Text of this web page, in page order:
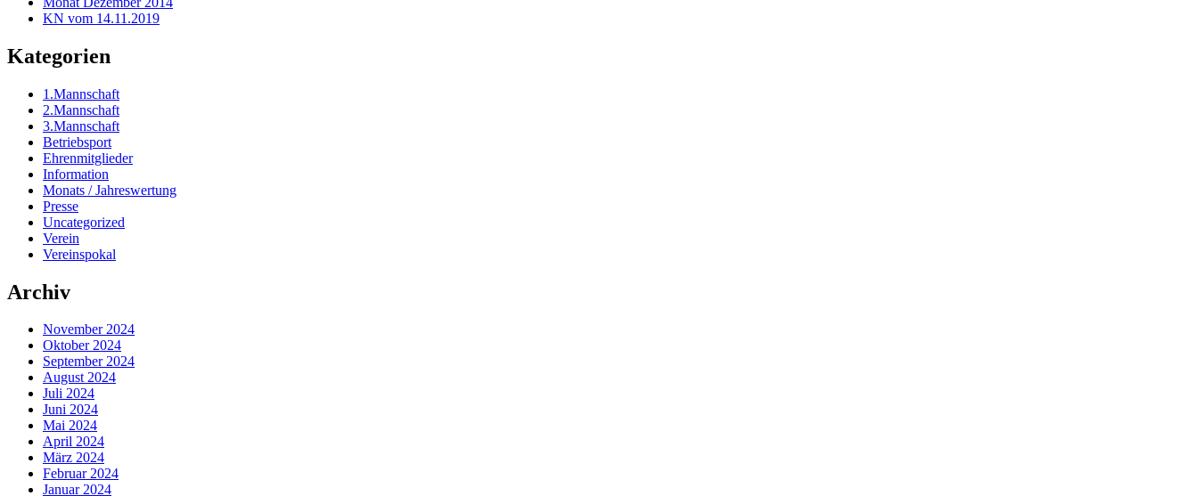
KN vom 14.11.2019
Kategorien
1.Mannschaft
2.Mannschaft
3.Mannschaft
Betriebsport
Ehrenmitglieder
Information
Monats / Jahreswertung
Presse
Uncategorized
Verein
Vereinspokal
Archiv
November 2024
Oktober 2024
September 2024
August 2024
Juli 2024
Juni 2024
Mai 2024
April 2024
März 2024
Februar 2024
Januar 2024